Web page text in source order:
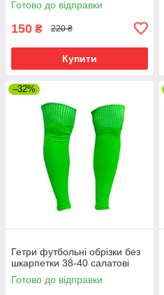
Готово до відправки
150 ₴ 220 ₴
Купити
–32%
Гетри футбольні обрізки без
шкарпетки 38-40 салатові
Готово до відправки